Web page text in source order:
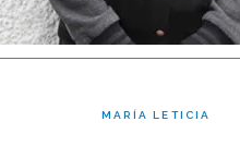
MARÍA LETICIA